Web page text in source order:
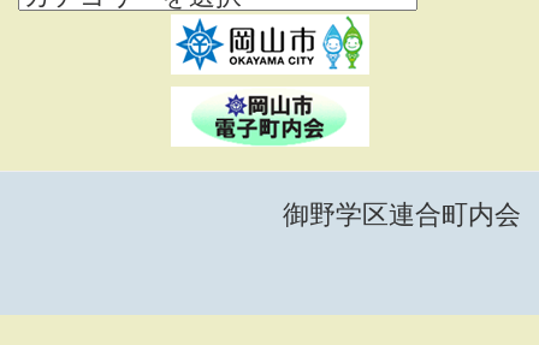
御野学区連合町内会